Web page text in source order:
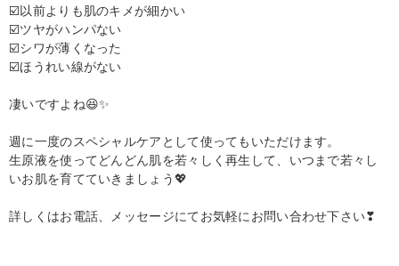
☑️以前よりも肌のキメが細かい
☑️ツヤがハンパない
☑️シワが薄くなった
☑️ほうれい線がない
凄いですよね😆✨
週に一度のスペシャルケアとして使ってもいただけます。
生原液を使ってどんどん肌を若々しく再生して、いつまで若々し
いお肌を育てていきましょう💖
詳しくはお電話、メッセージにてお気軽にお問い合わせ下さい❣